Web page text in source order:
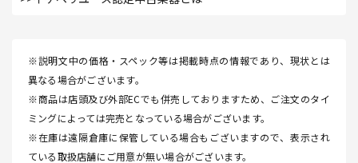
※説明文中の価格・スペック等は掲載時点の情報であり、現状とは
異なる場合がございます。
※商品は店頭及び外部ECでも併売しておりますため、ご注文のタイ
ミングによっては完売となっている場合がございます。
※在庫は遠隔倉庫に保管している場合もございますので、表示され
ている取扱店舗にご用意が無い場合がございます。